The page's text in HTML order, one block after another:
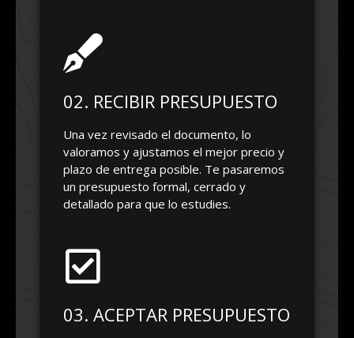
02. RECIBIR PRESUPUESTO
Una vez revisado el documento, lo
valoramos y ajustamos el mejor precio y
plazo de entrega posible. Te pasaremos
un presupuesto formal, cerrado y
detallado para que lo estudies.
03. ACEPTAR PRESUPUESTO